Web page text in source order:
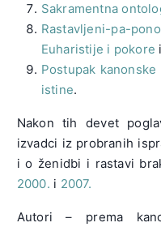
Sakramentna
Rastavljeni-pa-
Euharistije i pokore i
Postupak
istine.
Nakon tih devet
izvadci iz probranih
i o ženidbi i rastavi
2000. i 2007.
Autori – prema